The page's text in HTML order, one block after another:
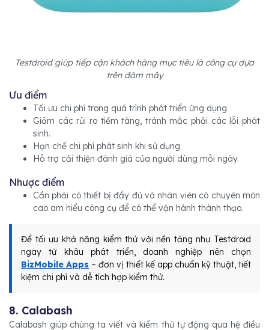
Testdroid giúp tiếp cận khách hàng mục tiêu là công cụ dựa
trên đám mây
Ưu điểm
Tối ưu chi phí trong quá trình phát triển ứng dụng.
Giảm các rủi ro tiềm tàng, tránh mắc phải các lỗi phát
sinh.
Hạn chế chi phí phát sinh khi sử dụng.
Hỗ trợ cải thiện đánh giá của người dùng mỗi ngày.
Nhược điểm
Cần phải có thiết bị đầy đủ và nhân viên có chuyên môn
cao am hiểu công cụ để có thể vận hành thành thạo.
Để tối ưu khả năng kiểm thử với nền tảng như Testdroid
ngay từ khâu phát triển, doanh nghiệp nên chọn
BizMobile Apps – đơn vị thiết kế app chuẩn kỹ thuật, tiết
kiệm chi phí và dễ tích hợp kiểm thử.
8. Calabash
Calabash giúp chúng ta viết và kiểm thử tự động qua hệ điều